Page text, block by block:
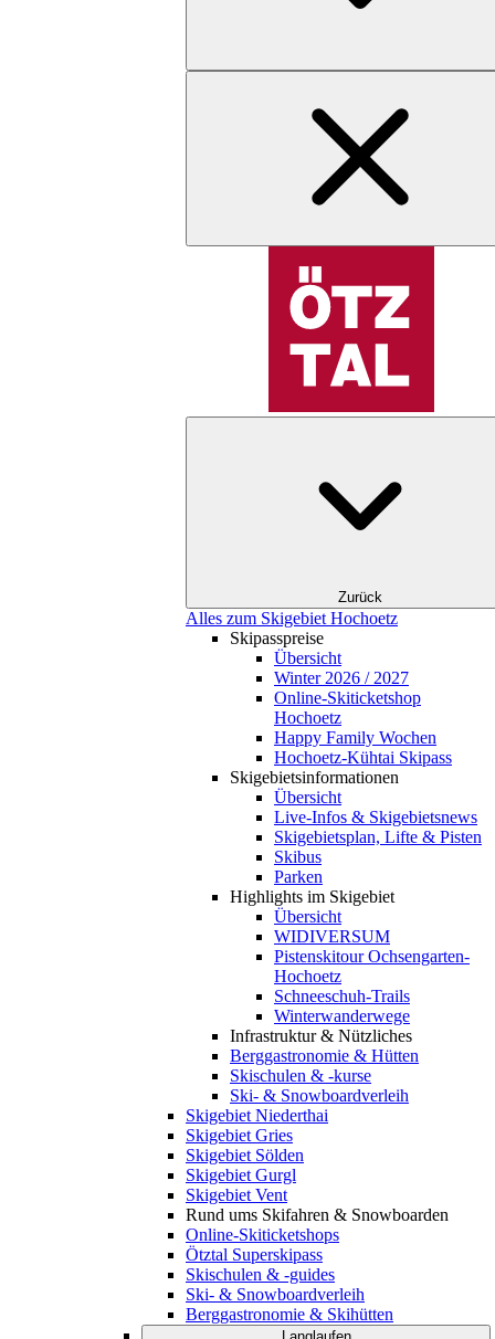
Zurück
Alles zum Skigebiet Hochoetz
Skipasspreise
Übersicht
Winter 2026 / 2027
Online-Skiticketshop
Hochoetz
Happy Family Wochen
Hochoetz-Kühtai Skipass
Skigebietsinformationen
Übersicht
Live-Infos & Skigebietsnews
Skigebietsplan, Lifte & Pisten
Skibus
Parken
Highlights im Skigebiet
Übersicht
WIDIVERSUM
Pistenskitour Ochsengarten-
Hochoetz
Schneeschuh-Trails
Winterwanderwege
Infrastruktur & Nützliches
Berggastronomie & Hütten
Skischulen & -kurse
Ski- & Snowboardverleih
Skigebiet Niederthai
Skigebiet Gries
Skigebiet Sölden
Skigebiet Gurgl
Skigebiet Vent
Rund ums Skifahren & Snowboarden
Online-Skiticketshops
Ötztal Superskipass
Skischulen & -guides
Ski- & Snowboardverleih
Berggastronomie & Skihütten